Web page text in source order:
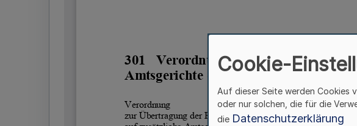
Cookie-
Auf dieser Seite werden Cookies
oder nur solchen, die für die
die Datenschutzerklärung